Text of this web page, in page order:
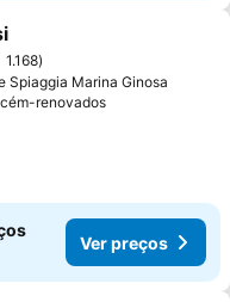
aos favoritos
1.168
Spiaggia Marina Ginosa
renovadosVer preços
Ver preços